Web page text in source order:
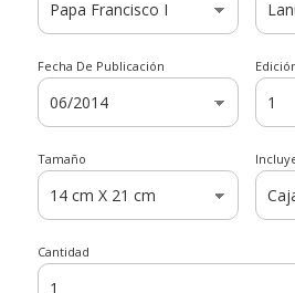
Fecha De Publicación
Tamaño
Cantidad